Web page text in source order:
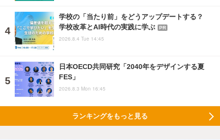
学校の「当たり前」をどうアップデートする？
学校改革とAI時代の実践に学ぶ
PR
2026.8.4 Tue 14:45
日本OECD共同研究「2040年をデザインする夏
FES」
2026.8.3 Mon 16:45
ランキングをもっと見る